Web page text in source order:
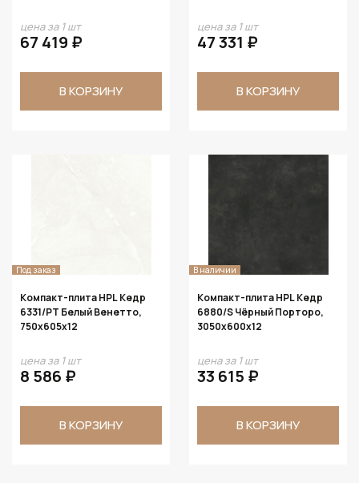
цена за 1 шт
67 419 ₽
В КОРЗИНУ
цена за 1 шт
47 331 ₽
В КОРЗИНУ
Под заказ
Компакт-плита HPL Кедр
6331/PT Белый Венетто,
750х605х12
цена за 1 шт
8 586 ₽
В КОРЗИНУ
В наличии
Компакт-плита HPL Кедр
6880/S Чёрный Порторо,
3050х600х12
цена за 1 шт
33 615 ₽
В КОРЗИНУ